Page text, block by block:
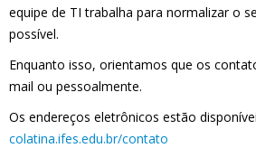
equipe de TI trabalha para normalizar o
possível.
Enquanto isso, orientamos que os
mail ou pessoalmente.
Os endereços eletrônicos estão
colatina.ifes.edu.br/contato